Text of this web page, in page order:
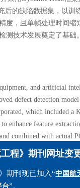
后的缺陷数据集，以训
度，且单帧处理时间缩
测技术发展奠定了基础。
and artificial
defect detection
which included a
enhance feature
combined with actual
under identical
The average processing
notable
electronic equipment.
工程》期刊网址